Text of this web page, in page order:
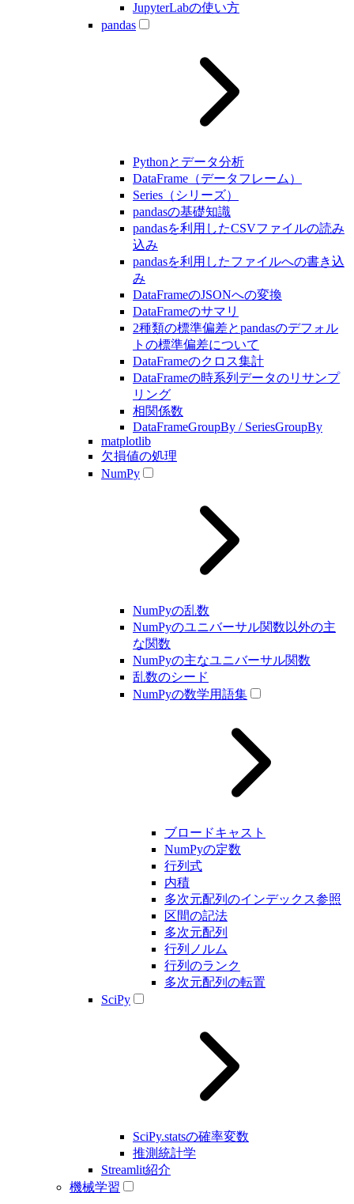
JupyterLabの使い方
pandas
Pythonとデータ分析
DataFrame（データフレーム）
Series（シリーズ）
pandasの基礎知識
pandasを利用したCSVファイルの読み
込み
pandasを利用したファイルへの書き込
み
DataFrameのJSONへの変換
DataFrameのサマリ
2種類の標準偏差とpandasのデフォル
トの標準偏差について
DataFrameのクロス集計
DataFrameの時系列データのリサンプ
リング
相関係数
DataFrameGroupBy / SeriesGroupBy
matplotlib
欠損値の処理
NumPy
NumPyの乱数
NumPyのユニバーサル関数以外の主
な関数
NumPyの主なユニバーサル関数
乱数のシード
NumPyの数学用語集
ブロードキャスト
NumPyの定数
行列式
内積
多次元配列のインデックス参照
区間の記法
多次元配列
行列ノルム
行列のランク
多次元配列の転置
SciPy
SciPy.statsの確率変数
推測統計学
Streamlit紹介
機械学習